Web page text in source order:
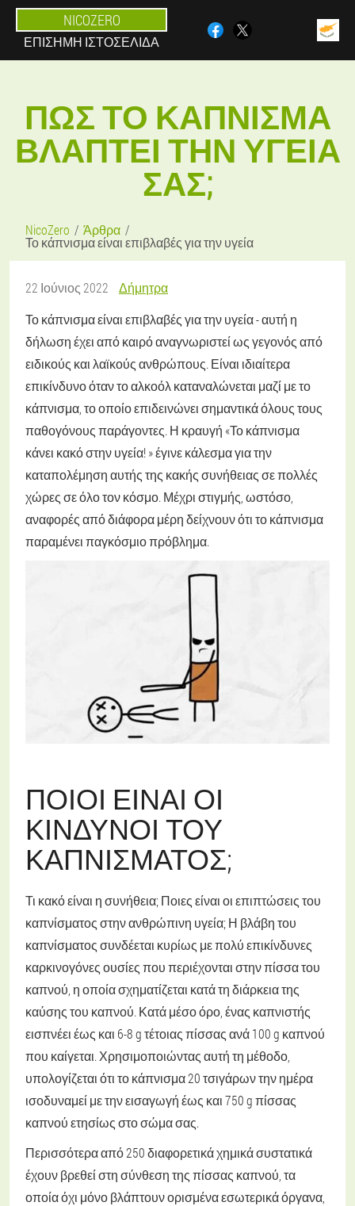
NICOZERO
ΕΠΊΣΗΜΗ ΙΣΤΟΣΕΛΊΔΑ
ΠΏΣ ΤΟ ΚΆΠΝΙΣΜΑ
ΒΛΆΠΤΕΙ ΤΗΝ ΥΓΕΊΑ
ΣΑΣ;
NicoZero Άρθρα
Το κάπνισμα είναι επιβλαβές για την υγεία
22 Ιούνιος 2022
Δήμητρα
Το κάπνισμα είναι επιβλαβές για την υγεία - αυτή η
δήλωση έχει από καιρό αναγνωριστεί ως γεγονός από
ειδικούς και λαϊκούς ανθρώπους. Είναι ιδιαίτερα
επικίνδυνο όταν το αλκοόλ καταναλώνεται μαζί με το
κάπνισμα, το οποίο επιδεινώνει σημαντικά όλους τους
παθογόνους παράγοντες. Η κραυγή «Το κάπνισμα
κάνει κακό στην υγεία! » έγινε κάλεσμα για την
καταπολέμηση αυτής της κακής συνήθειας σε πολλές
χώρες σε όλο τον κόσμο. Μέχρι στιγμής, ωστόσο,
αναφορές από διάφορα μέρη δείχνουν ότι το κάπνισμα
παραμένει παγκόσμιο πρόβλημα.
ΠΟΙΟΙ ΕΊΝΑΙ ΟΙ
ΚΊΝΔΥΝΟΙ ΤΟΥ
ΚΑΠΝΊΣΜΑΤΟΣ;
Τι κακό είναι η συνήθεια; Ποιες είναι οι επιπτώσεις του
καπνίσματος στην ανθρώπινη υγεία; Η βλάβη του
καπνίσματος συνδέεται κυρίως με πολύ επικίνδυνες
καρκινογόνες ουσίες που περιέχονται στην πίσσα του
καπνού, η οποία σχηματίζεται κατά τη διάρκεια της
καύσης του καπνού. Κατά μέσο όρο, ένας καπνιστής
εισπνέει έως και 6-8 g τέτοιας πίσσας ανά 100 g καπνού
που καίγεται. Χρησιμοποιώντας αυτή τη μέθοδο,
υπολογίζεται ότι το κάπνισμα 20 τσιγάρων την ημέρα
ισοδυναμεί με την εισαγωγή έως και 750 g πίσσας
καπνού ετησίως στο σώμα σας.
Περισσότερα από 250 διαφορετικά χημικά συστατικά
έχουν βρεθεί στη σύνθεση της πίσσας καπνού, τα
οποία όχι μόνο βλάπτουν ορισμένα εσωτερικά όργανα,